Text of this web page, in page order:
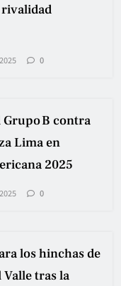
0
B contra
Lima en
2025
0
los hinchas de
tras la